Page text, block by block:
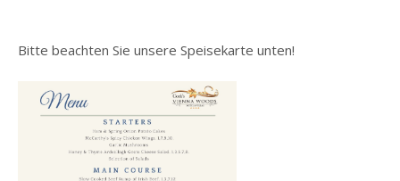
Bitte beachten Sie unsere Speisekarte unten!